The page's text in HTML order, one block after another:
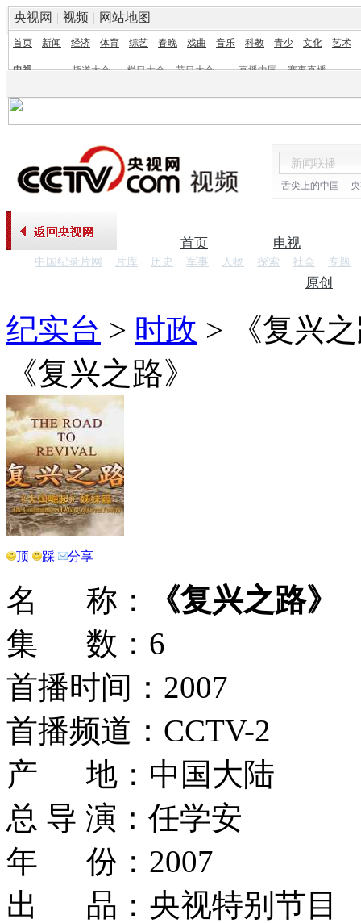
央视网 | 视频 | 网站地图
首页 新闻 经济 体育 综艺 春晚 戏曲 音乐 科教 青少 文化 艺术
电视 频道大全 栏目大全 节目大全 直播中国
赛事直播
舌尖上的中国
首页 电视
中国纪录片网 片库 历史 军事 人物 探索 社会 专题
原创
纪实台 > 时政 >
《复兴
《复兴之路》
顶 踩 分享
名 称：
《复兴之路》
集 数：6
首播时间：2007
首播频道：CCTV-2
产 地：中国大陆
总 导 演：任学安
年 份：2007
出 品：央视特别节目